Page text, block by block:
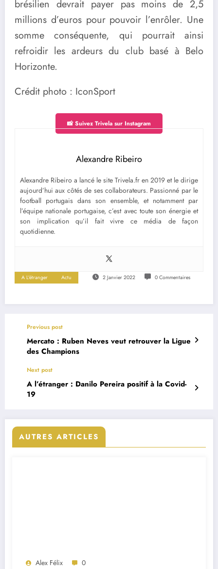
brésilien devrait payer pas moins de 2,5
millions d’euros pour pouvoir l’enrôler. Une
somme conséquente, qui pourrait ainsi
refroidir les ardeurs du club basé à Belo
Horizonte.
Crédit photo : IconSport
📸 Suivez Trivela sur Instagram
Alexandre Ribeiro
Alexandre Ribeiro a lancé le site Trivela.fr en 2019 et le dirige
aujourd’hui aux côtés de ses collaborateurs. Passionné par le
football portugais dans son ensemble, et notamment par
l’équipe nationale portugaise, c’est avec toute son énergie et
son implication qu’il fait vivre ce média de façon
quotidienne.
A L'étranger Actu 2 Janvier 2022 0 Commentaires
Previous post
Mercato : Ruben Neves veut retrouver la Ligue
des Champions
Next post
A l’étranger : Danilo Pereira positif à la Covid-
19
AUTRES ARTICLES
Alex Félix 0